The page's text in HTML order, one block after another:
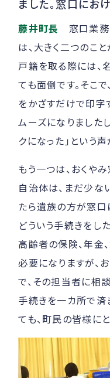
ました。窓口にお
藤井町長
窓口業務
は、大きく二つのこ
戸籍を取る際には、
ても面倒です。そこ
をかざすだけで印字
ムーズになりました
クになった」という
もう一つは、おくや
自治体は、まだ少な
たら遺族の方が窓口
どういう手続きをし
高齢者の保険、年金
必要になりますが、
で、その担当者に相
手続きを一カ所で済
ても、町民の皆様に